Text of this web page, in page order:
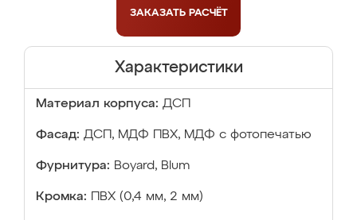
ЗАКАЗАТЬ РАСЧЁТ
Характеристики
Материал корпуса: ДСП
Фасад: ДСП, МДФ ПВХ, МДФ с фотопечатью
Фурнитура: Boyard, Blum
Кромка: ПВХ (0,4 мм, 2 мм)